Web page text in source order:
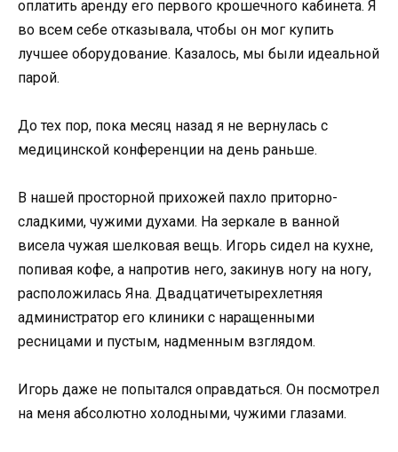
оплатить аренду его первого крошечного кабинета. Я
во всем себе отказывала, чтобы он мог купить
лучшее оборудование. Казалось, мы были идеальной
парой.
До тех пор, пока месяц назад я не вернулась с
медицинской конференции на день раньше.
В нашей просторной прихожей пахло приторно-
сладкими, чужими духами. На зеркале в ванной
висела чужая шелковая вещь. Игорь сидел на кухне,
попивая кофе, а напротив него, закинув ногу на ногу,
расположилась Яна. Двадцатичетырехлетняя
администратор его клиники с наращенными
ресницами и пустым, надменным взглядом.
Игорь даже не попытался оправдаться. Он посмотрел
на меня абсолютно холодными, чужими глазами.